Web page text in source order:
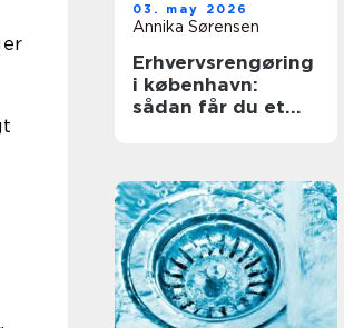
03. may 2026
Annika Sørensen
Erhvervsrengøring
i københavn:
sådan får du et